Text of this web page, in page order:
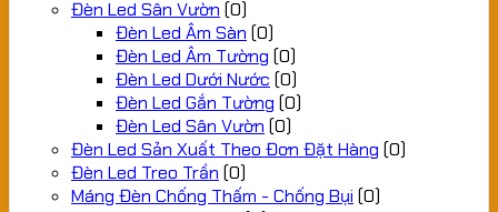
Đèn Led Sân Vườn (0)
Đèn Led Âm Sàn (0)
Đèn Led Âm Tường (0)
Đèn Led Dưới Nước (0)
Đèn Led Gắn Tường (0)
Đèn Led Sân Vườn (0)
Đèn Led Sản Xuất Theo Đơn Đặt Hàng (0)
Đèn Led Treo Trần (0)
Máng Đèn Chống Thấm - Chống Bụi (0)